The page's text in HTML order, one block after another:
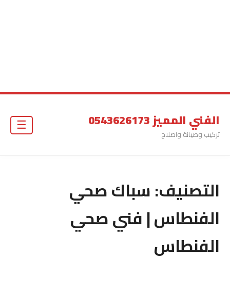
الفني المميز 0543626173
تركيب وصيانة واصلاح
التصنيف:سباك صحي
الفنطاس | فني صحي
الفنطاس